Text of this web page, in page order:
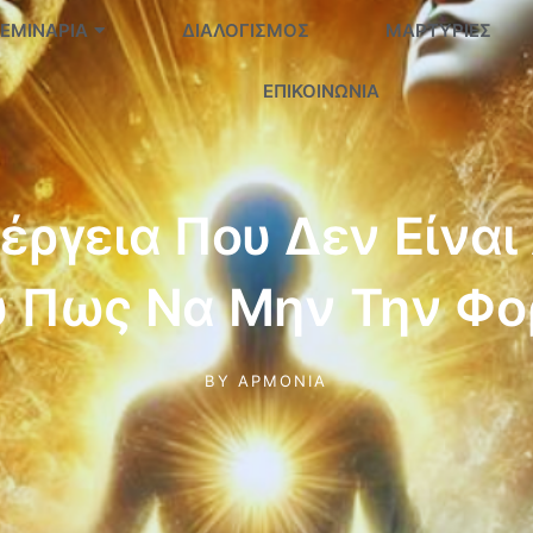
ΔΙΑΛΟΓΙΣΜΌΣ ΜΑΡΤΥΡΊΕΣ
ΕΠΙΚΟΙΝΩΝΊΑ
Που Δεν Είναι
Πως Να Μην Την
BY ΑΡΜΟΝΊΑ